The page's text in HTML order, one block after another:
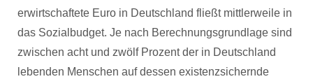
erwirtschaftete Euro in Deutschland fließt mittlerweile in
das Sozialbudget. Je nach Berechnungsgrundlage sind
zwischen acht und zwölf Prozent der in Deutschland
lebenden Menschen auf dessen existenzsichernde